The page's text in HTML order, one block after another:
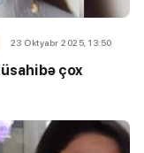
23 Oktyabr 2025, 13:50
çox